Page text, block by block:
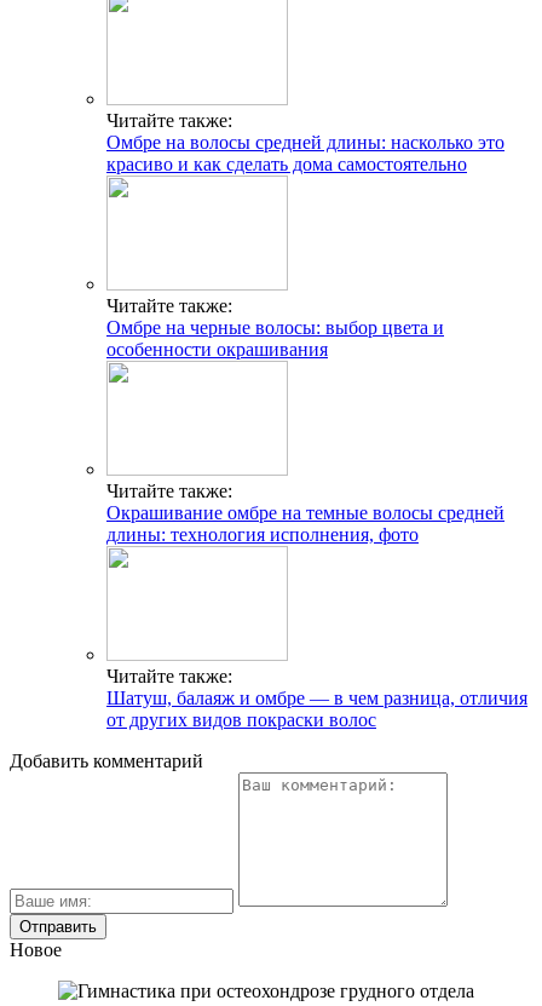
Читайте также:
Омбре на волосы средней длины: насколько это
красиво и как сделать дома самостоятельно
Читайте также:
Омбре на черные волосы: выбор цвета и
особенности окрашивания
Читайте также:
Окрашивание омбре на темные волосы средней
длины: технология исполнения, фото
Читайте также:
Шатуш, балаяж и омбре — в чем разница, отличия
от других видов покраски волос
Добавить комментарий
Новое